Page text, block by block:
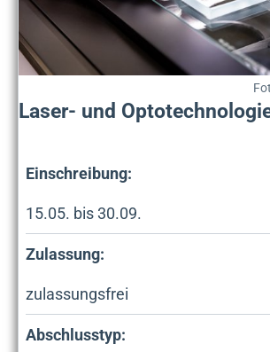
Laser- und
Einschreibung:
15.05. bis 30.09.
Zulassung:
zulassungsfrei
Abschlusstyp: